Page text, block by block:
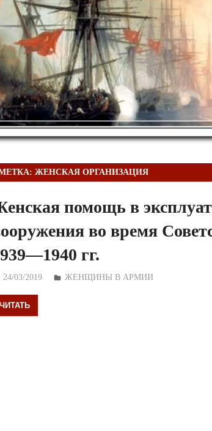
ЖЕНСКАЯ ОРГАНИЗАЦИЯ
помощь в
во время
гг.
24/03/2019 Дежурный по Редакции
ЖЕНЩИНЫ В АРМИИ
ЧИТАТЬ